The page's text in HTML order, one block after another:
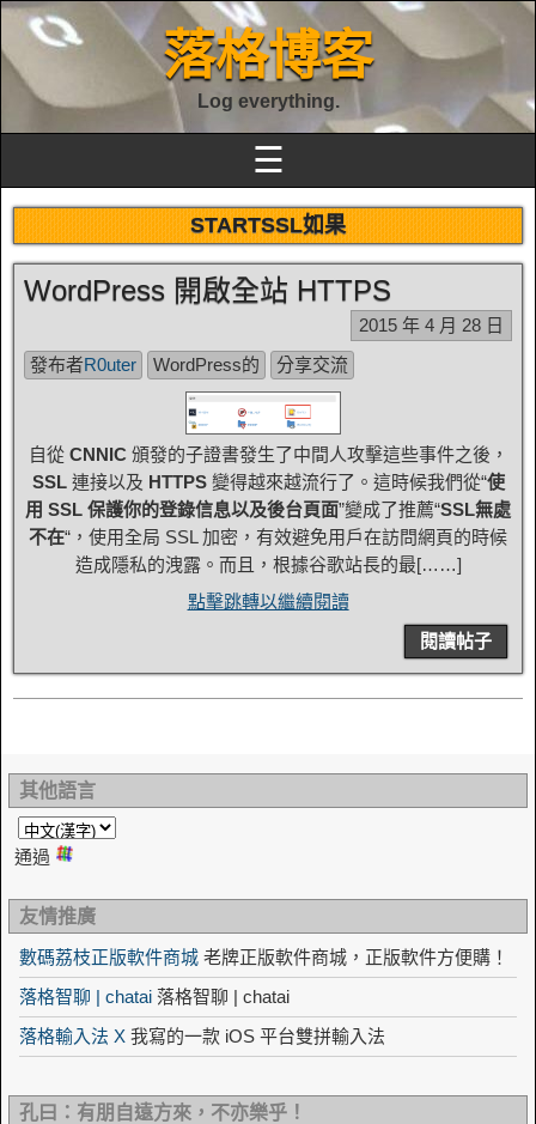
落格博客
Log everything.
☰
STARTSSL如果
WordPress 開啟全站 HTTPS
2015 年 4 月 28 日
發布者R0uter WordPress的 分享交流
自從 CNNIC頒發的子證書發生了中間人攻擊這些事件之後，
SSL連接以及 HTTPS變得越來越流行了。這時候我們從“使
用 SSL 保護你的登錄信息以及後台頁面”變成了推薦“SSL無處
不在“，使用全局 SSL 加密，有效避免用戶在訪問網頁的時候
造成隱私的洩露。而且，根據谷歌站長的最[……]
點擊跳轉以繼續閱讀
閱讀帖子
其他語言
通過
友情推廣
數碼荔枝正版軟件商城 老牌正版軟件商城，正版軟件方便購！
落格智聊 | chatai 落格智聊 | chatai
落格輸入法 X 我寫的一款 iOS 平台雙拼輸入法
孔曰：有朋自遠方來，不亦樂乎！